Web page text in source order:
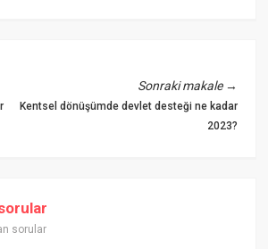
Sonraki makale→
Kentsel dönüşümde devlet desteği ne kadar
2023?
sorular